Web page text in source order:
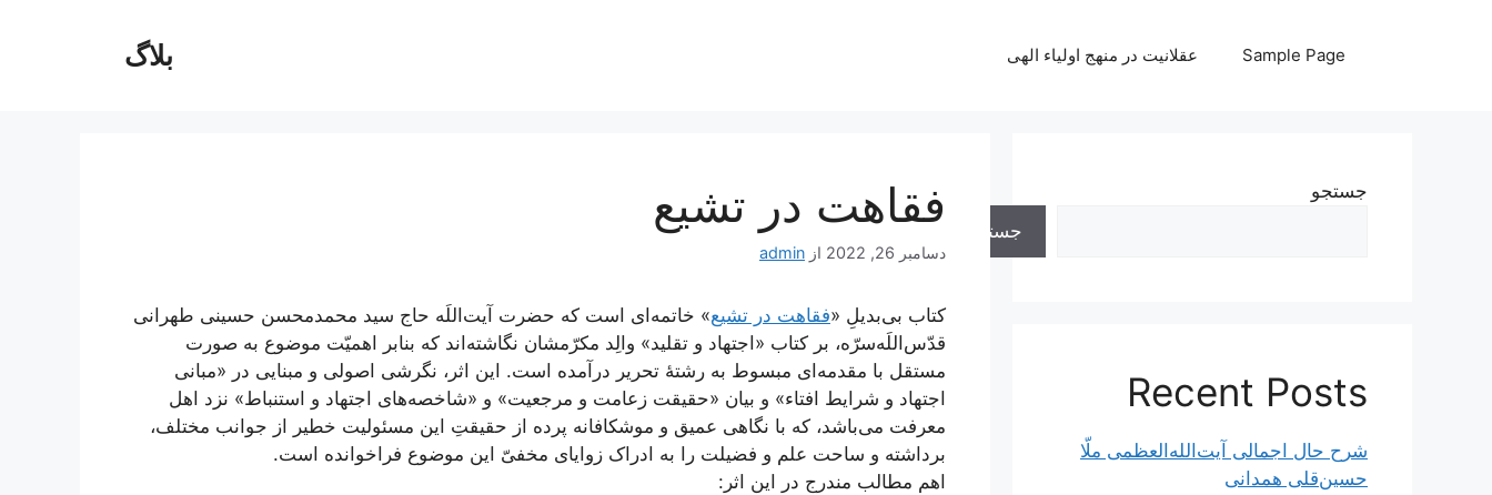
بلاگ Sample Page عقلانیت در منهج اولیاء الهی
فقاهت در تشیع
دسامبر 26, 2022 از admin
کتاب بی‌بدیلِ «فقاهت در تشیع» خاتمه‌ای است که حضرت آیت‌اللَه حاج سید محمدمحسن حسینی طهرانی
قدّس‌اللَه‌سرّه، بر کتاب «اجتهاد و تقلید» والِد مکرّمشان نگاشته‌اند که بنابر اهمیّت موضوع به صورت
مستقل با مقدمه‌ای مبسوط به رشتۀ تحریر درآمده است. این اثر، نگرشی اصولی و مبنایی در «مبانی
اجتهاد و شرایط افتاء» و بیان «حقیقت زعامت و مرجعیت» و «شاخصه‌های اجتهاد و استنباط» نزد اهل
معرفت می‌باشد، که با نگاهی عمیق و موشکافانه پرده از حقیقتِ این مسئولیت خطیر از جوانب مختلف،
برداشته و ساحت علم و فضیلت را به ادراک زوایای مخفیّ این موضوع فراخوانده است.
اهم مطالب مندرج در این اثر:
جستجو
جستجو
Recent Posts
شرح حال اجمالی آیت‌الله‌العظمی ملّا
حسین‌قلی همدانی